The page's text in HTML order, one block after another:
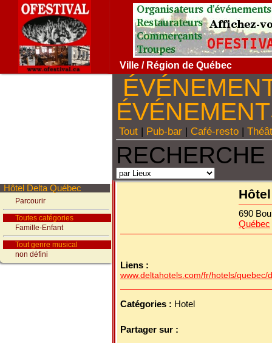
Ville / Région de Québec
Hôtel Delta Québec
Parcourir
Toutes catégories
Famille-Enfant
Tout genre musical
non défini
Tout | Pub-bar | Café-resto |
690
Québec
Liens :
www.deltahotels.com/fr/hotels/quebec/
Catégories : Hotel
Partager sur :